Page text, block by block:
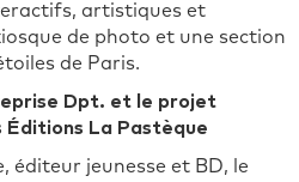
artistiques et
de photo et une section
de Paris.
Dpt. et le projet
Éditions La Pastèque
éditeur jeunesse et BD, le